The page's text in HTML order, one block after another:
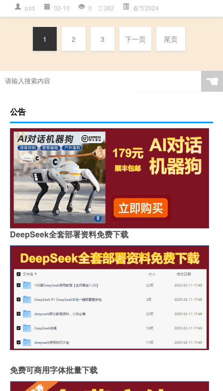
pzd 02-10 0 382 春节2024
1 2 3 下一页 尾页
☚
公告
DeepSeek全套部署资料免费下载
免费可商用字体批量下载